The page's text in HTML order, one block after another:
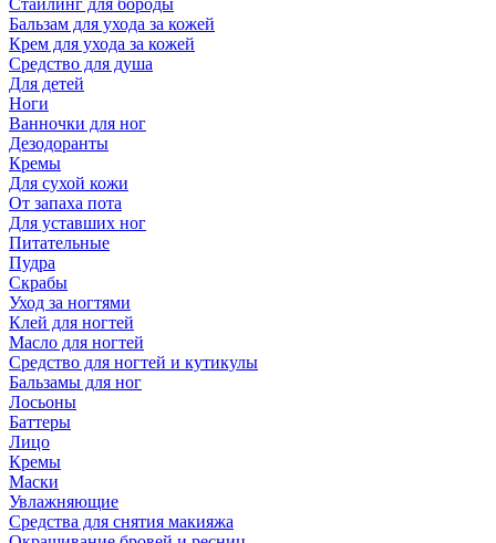
Стайлинг для бороды
Бальзам для ухода за кожей
Крем для ухода за кожей
Средство для душа
Для детей
Ноги
Ванночки для ног
Дезодоранты
Кремы
Для сухой кожи
От запаха пота
Для уставших ног
Питательные
Пудра
Скрабы
Уход за ногтями
Клей для ногтей
Масло для ногтей
Средство для ногтей и кутикулы
Бальзамы для ног
Лосьоны
Баттеры
Лицо
Кремы
Маски
Увлажняющие
Средства для снятия макияжа